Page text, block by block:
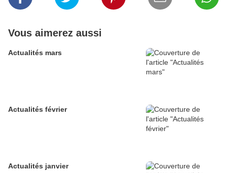
Vous aimerez aussi
Actualités mars
Actualités février
Actualités janvier